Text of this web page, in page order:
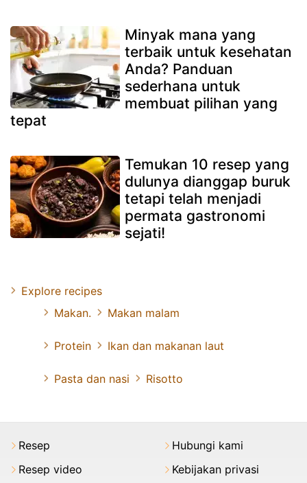
Minyak mana yang
terbaik untuk kesehatan
Anda? Panduan
sederhana untuk
membuat pilihan yang
tepat
Temukan 10 resep yang
dulunya dianggap buruk
tetapi telah menjadi
permata gastronomi
sejati!
Explore recipes
Makan.
Makan malam
Protein Ikan dan makanan laut
Pasta dan nasi Risotto
Resep
Resep video
Hubungi kami
Kebijakan privasi